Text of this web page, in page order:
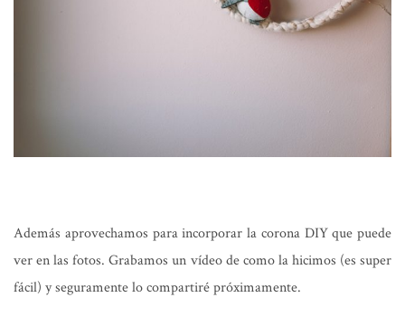
Además aprovechamos para incorporar la corona DIY que puede
ver en las fotos. Grabamos un vídeo de como la hicimos (es super
fácil) y seguramente lo compartiré próximamente.